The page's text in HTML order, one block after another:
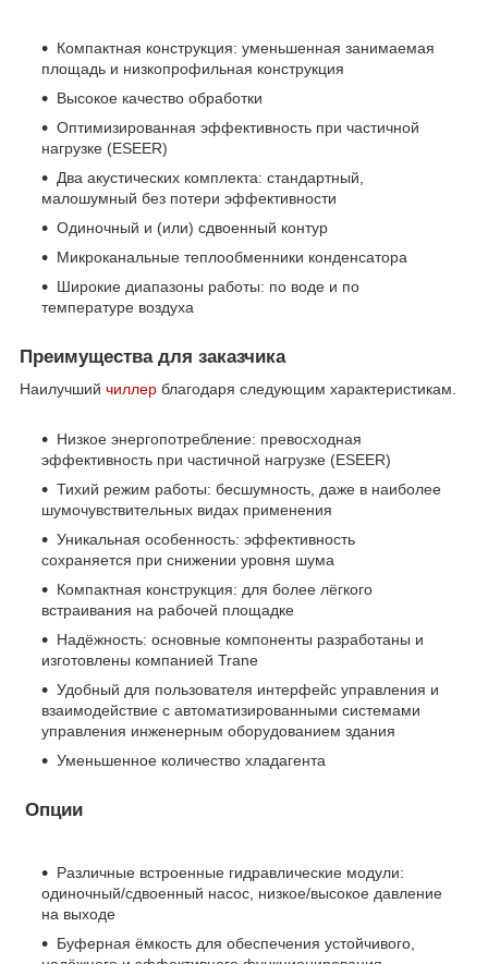
Компактная конструкция: уменьшенная занимаемая
площадь и низкопрофильная конструкция
Высокое качество обработки
Оптимизированная эффективность при частичной
нагрузке (ESEER)
Два акустических комплекта: стандартный,
малошумный без потери эффективности
Одиночный и (или) сдвоенный контур
Микроканальные теплообменники конденсатора
Широкие диапазоны работы: по воде и по
температуре воздуха
Преимущества для заказчика
Наилучший чиллер благодаря следующим характеристикам.
Низкое энергопотребление: превосходная
эффективность при частичной нагрузке (ESEER)
Тихий режим работы: бесшумность, даже в наиболее
шумочувствительных видах применения
Уникальная особенность: эффективность
сохраняется при снижении уровня шума
Компактная конструкция: для более лёгкого
встраивания на рабочей площадке
Надёжность: основные компоненты разработаны и
изготовлены компанией Trane
Удобный для пользователя интерфейс управления и
взаимодействие с автоматизированными системами
управления инженерным оборудованием здания
Уменьшенное количество хладагента
Опции
Различные встроенные гидравлические модули:
одиночный/сдвоенный насос, низкое/высокое давление
на выходе
Буферная ёмкость для обеспечения устойчивого,